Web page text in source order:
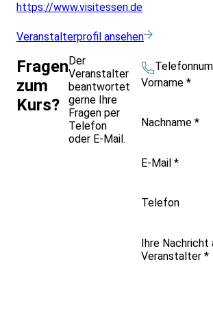
https://www.visitessen.de
Veranstalterprofil ansehen
Fragen
zum
Kurs?
Der
Veranstalter
beantwortet
gerne Ihre
Fragen per
Telefon
oder E-Mail.
Vorname *
Nachname *
E-Mail *
Telefon
Ihre Nachricht
Veranstalter *